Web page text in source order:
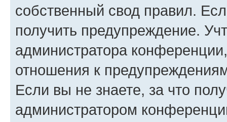
собственный свод правил.
получить предупреждение.
администратора
отношения к
Если вы не знаете, за что
администратором